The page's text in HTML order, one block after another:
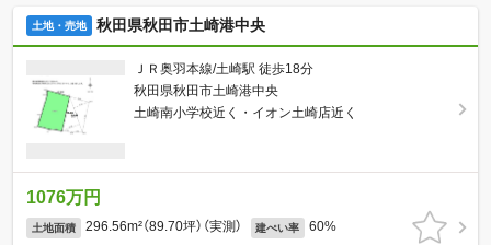
土地・売地 秋田県秋田市土崎港中央
ＪＲ奥羽本線/土崎駅 徒歩18分
秋田県秋田市土崎港中央
土崎南小学校近く・イオン土崎店近く
1076万円
土地面積 296.56m²（89.70坪）（実測） 建ぺい率 60%